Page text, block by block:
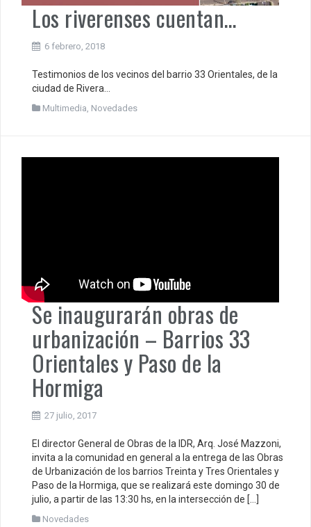
Los riverenses cuentan…
6 febrero, 2018
Testimonios de los vecinos del barrio 33 Orientales, de la
ciudad de Rivera…
Multimedia Novedades
Se inaugurarán obras de
urbanización – Barrios 33
Orientales y Paso de la
Hormiga
27 julio, 2017
El director General de Obras de la IDR, Arq. José Mazzoni,
invita a la comunidad en general a la entrega de las Obras
de Urbanización de los barrios Treinta y Tres Orientales y
Paso de la Hormiga, que se realizará este domingo 30 de
julio, a partir de las 13:30 hs, en la intersección de […]
Novedades